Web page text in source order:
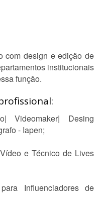
com design e edição de
institucionais
função.
Videomaker| Desing
- Iapen;
e Técnico de Lives
Influenciadores de